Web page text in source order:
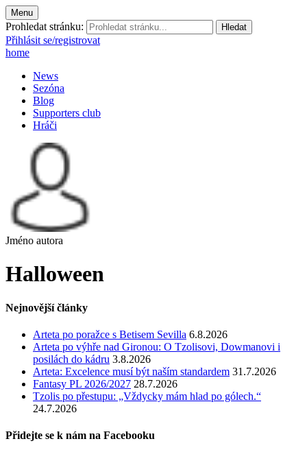
Menu
Prohledat stránku:
Přihlásit se/registrovat
home
News
Sezóna
Blog
Supporters club
Hráči
Jméno autora
Halloween
Nejnovější články
Arteta po poražce s Betisem Sevilla 6.8.2026
Arteta po výhře nad Gironou: O Tzolisovi, Dowmanovi i
posilách do kádru 3.8.2026
Arteta: Excelence musí být naším standardem 31.7.2026
Fantasy PL 2026/2027 28.7.2026
Tzolis po přestupu: „Vždycky mám hlad po gólech.“
24.7.2026
Přidejte se k nám na Facebooku